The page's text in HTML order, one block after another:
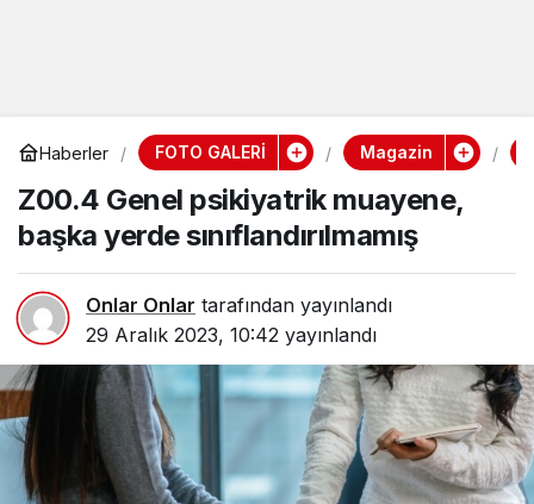
Haberler FOTO GALERİ Magazin
Z00.4 Genel psikiyatrik muayene,
başka yerde sınıflandırılmamış
Onlar Onlar tarafından yayınlandı
29 Aralık 2023, 10:42 yayınlandı